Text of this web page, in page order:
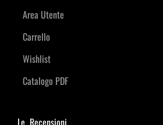
Area Utente
Carrello
Wishlist
Catalogo PDF
Le Recensioni